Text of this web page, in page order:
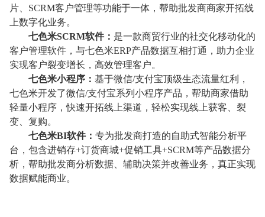
片、SCRM客户管理等功能于一体，帮助批发商商家开拓线
上数字化业务。
七色米SCRM软件： 是一款商贸行业的社交化移动化的
客户管理软件，与七色米ERP产品数据互相打通，助力企业
实现客户裂变增长，高效管理客户。
七色米小程序： 基于微信/支付宝顶级生态流量红利，
七色米开发了微信/支付宝系列小程序产品，帮助商家借助
轻量小程序，快速开拓线上渠道，轻松实现线上获客、裂
变、复购。
七色米BI软件： 专为批发商打造的自助式智能分析平
台，包含进销存+订货商城+促销工具+SCRM等产品数据分
析，帮助批发商分析数据、辅助决策并改善业务，真正实现
数据赋能商业。